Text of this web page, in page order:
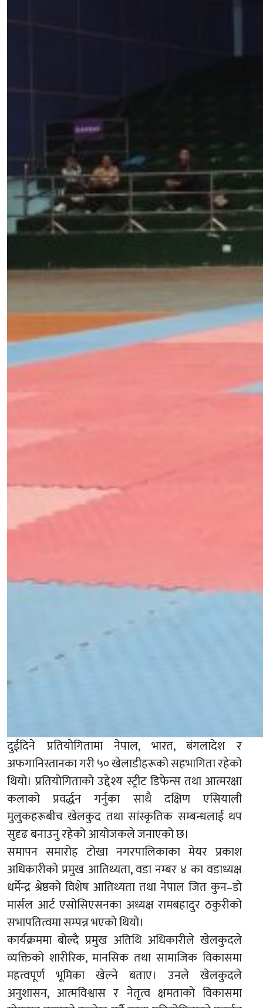
दुईदिने प्रतियोगितामा नेपाल, भारत, बंगलादेश र
अफगानिस्तानका गरी ५० खेलाडीहरूको सहभागिता रहेको
थियो। प्रतियोगिताको उद्देश्य स्ट्रीट डिफेन्स तथा आत्मरक्षा
कलाको प्रवर्द्धन गर्नुका साथै दक्षिण एसियाली
मुलुकहरूबीच खेलकुद तथा सांस्कृतिक सम्बन्धलाई थप
सुदृढ बनाउनु रहेको आयोजकले जनाएको छ।
समापन समारोह टोखा नगरपालिकाका मेयर प्रकाश
अधिकारीको प्रमुख आतिथ्यता, वडा नम्बर ४ का वडाध्यक्ष
धर्मेन्द्र श्रेष्ठको विशेष आतिथ्यता तथा नेपाल जित कुन–डो
मार्सल आर्ट एसोसिएसनका अध्यक्ष रामबहादुर ठकुरीको
सभापतित्वमा सम्पन्न भएको थियो।
कार्यक्रममा बोल्दै प्रमुख अतिथि अधिकारीले खेलकुदले
व्यक्तिको शारीरिक, मानसिक तथा सामाजिक विकासमा
महत्वपूर्ण भूमिका खेल्ने बताए। उनले खेलकुदले
अनुशासन, आत्मविश्वास र नेतृत्व क्षमताको विकासमा